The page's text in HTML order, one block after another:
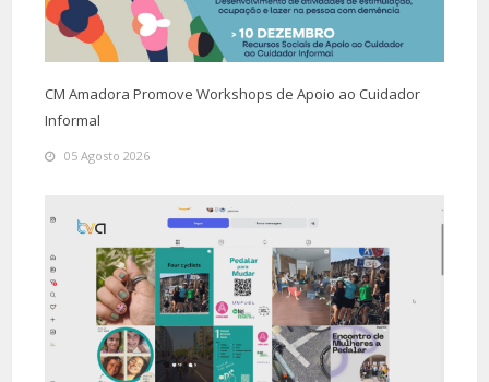
CM Amadora Promove Workshops de Apoio ao Cuidador
Informal
05 Agosto 2026